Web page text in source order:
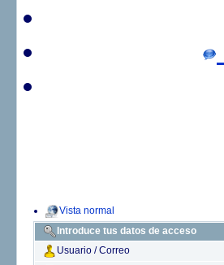
Vista normal
Introduce tus datos de acceso
Usuario / Correo